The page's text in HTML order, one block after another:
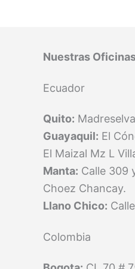
Nuestras
Ecuador
Quito:
Guayaquil: El
El Maizal Mz L
Manta: Calle 309
Choez Chancay.
Llano Chico:
Colombia